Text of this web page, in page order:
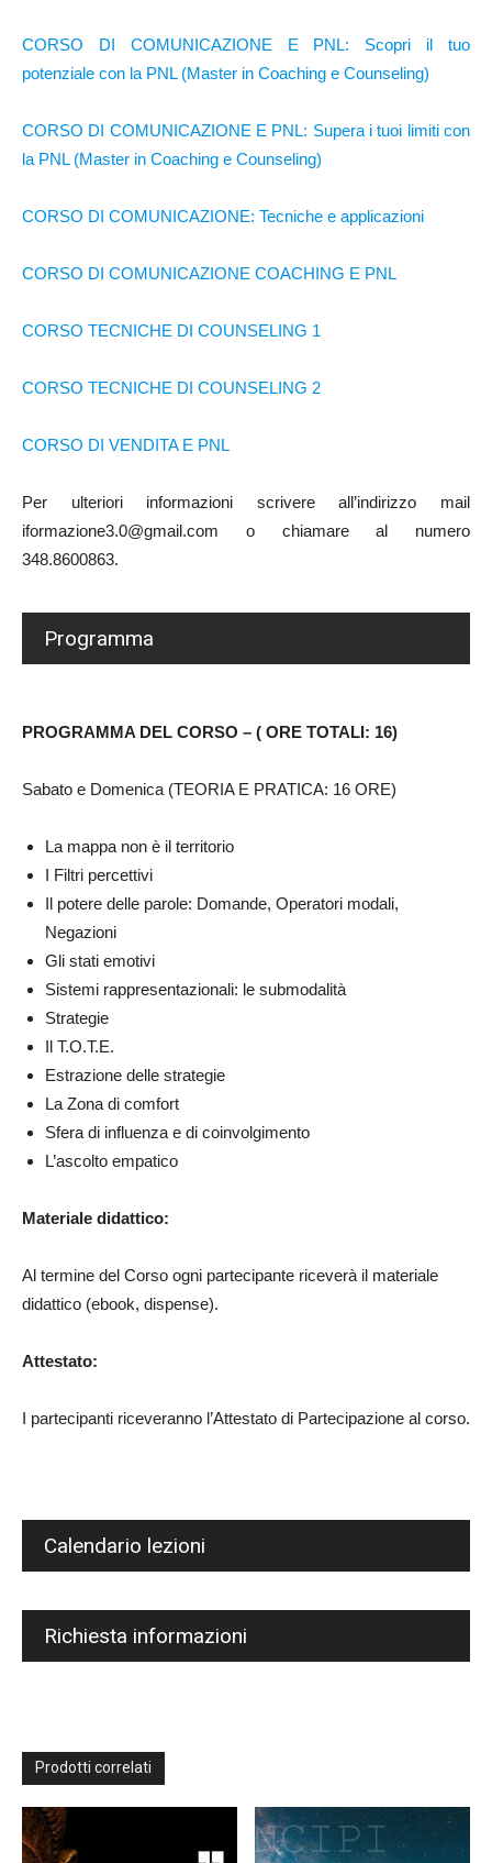
CORSO DI COMUNICAZIONE E PNL: Scopri il tuo
potenziale con la PNL (Master in Coaching e Counseling)
CORSO DI COMUNICAZIONE E PNL: Supera i tuoi limiti con
la PNL (Master in Coaching e Counseling)
CORSO DI COMUNICAZIONE: Tecniche e applicazioni
CORSO DI COMUNICAZIONE COACHING E PNL
CORSO TECNICHE DI COUNSELING 1
CORSO TECNICHE DI COUNSELING 2
CORSO DI VENDITA E PNL
Per ulteriori informazioni scrivere all’indirizzo mail
iformazione3.0@gmail.com o chiamare al numero
348.8600863.
Programma
PROGRAMMA DEL CORSO – ( ORE TOTALI: 16)
Sabato e Domenica (TEORIA E PRATICA: 16 ORE)
La mappa non è il territorio
I Filtri percettivi
Il potere delle parole: Domande, Operatori modali,
Negazioni
Gli stati emotivi
Sistemi rappresentazionali: le submodalità
Strategie
Il T.O.T.E.
Estrazione delle strategie
La Zona di comfort
Sfera di influenza e di coinvolgimento
L’ascolto empatico
Materiale didattico:
Al termine del Corso ogni partecipante riceverà il materiale
didattico (ebook, dispense).
Attestato:
I partecipanti riceveranno l’Attestato di Partecipazione al corso.
Calendario lezioni
Richiesta informazioni
Prodotti correlati